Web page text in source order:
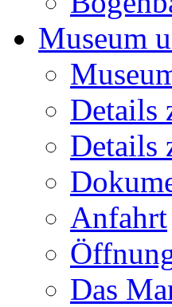
Museum
Details
Details
Anfahrt
Das